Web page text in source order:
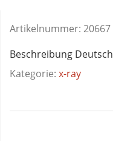
Artikelnummer: 20667
Beschreibung Deutsch
Kategorie: x-ray